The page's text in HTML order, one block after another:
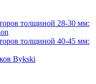
толщиной 28-30 мм:
толщиной 40-45 мм:
Bykski